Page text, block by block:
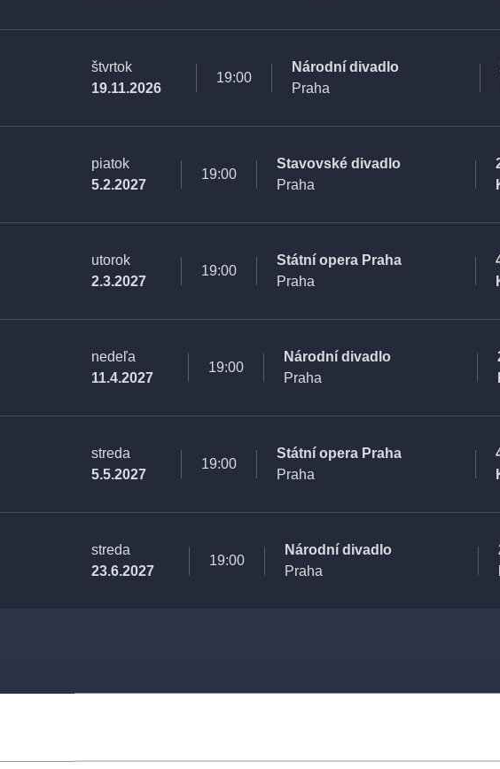
štvrtok
19.11.2026
19:00
Národní divadlo
Praha
piatok
5.2.2027
19:00
Stavovské divadlo
Praha
utorok
2.3.2027
19:00
Státní opera Praha
Praha
nedeľa
11.4.2027
19:00
Národní divadlo
Praha
streda
5.5.2027
19:00
Státní opera Praha
Praha
streda
23.6.2027
19:00
Národní divadlo
Praha